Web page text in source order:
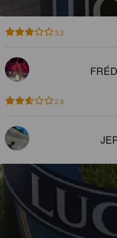
3.2
2.6